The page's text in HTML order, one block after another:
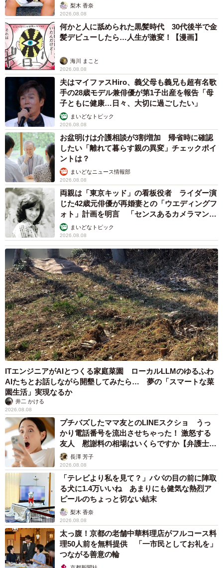
「尊…」
梨木 香奈
2026.08.08
何かと人に舐められた黒髪時代 30代後半で金
髪デビューしたら…人生が激変！【漫画】
海川 まこと
2026.08.08
夫はマイファスHiro、義父母も義兄も超有名歌
手の28歳モデル兼俳優が第1子出産を報告「母
子ともに健康…日々、大切に過ごしたい」
まいどなトピック
2026.08.08
お盆明けは介護相談が3割増加 帰省時に確認
したい「離れて暮らす親の異変」チェックポイ
ントは？
まいどなニュース情報部
2026.08.08
両親は「東京キッド」の看板役者 ライダー演
じた42歳元俳優が再婚妻との「ウエディングフ
ォト」計画を明言 「センスあるカメラマン求
む」まいどなトピック
2026.08.08
ITエンジニアがAIとつくる家庭菜園 ローカルLLMのゆるふわ
AIたちとお話しながら開墾してみたら… 夢の「スマートな菜
園生活」実現なるか
井二 かける
2026.08.08
プチバズしたママ友とのLINEスクショ うっ
かり電話番号を流出させちゃった！ 激怒する
友人 慰謝料の相場はいくらですか【弁護士が
解説】長澤 芳子
2026.08.08
「テレビより私を見て？」パパの目の前に陣取
る犬に1.4万いいね あまりにも健気な熱烈ア
ピールのちょっと切ない結末
梨木 香奈
2026.08.08
太っ腹！京都の老舗中華料理店がフルコース料
理50人前を無料提供 「一市民としてお礼を」
つながる善意の輪